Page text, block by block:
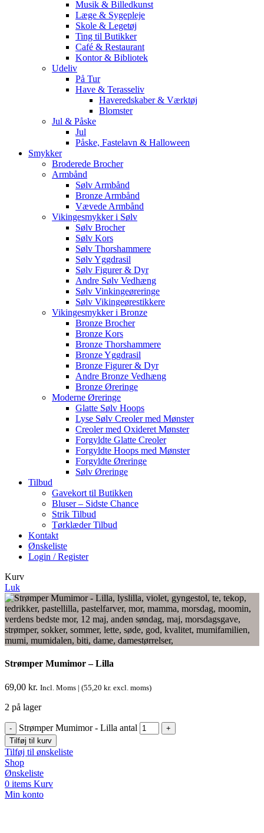
Musik & Billedkunst
Læge & Sygepleje
Skole & Legetøj
Ting til Butikker
Café & Restaurant
Kontor & Bibliotek
Udeliv
På Tur
Have & Terasseliv
Haveredskaber & Værktøj
Blomster
Jul & Påske
Jul
Påske, Fastelavn & Halloween
Smykker
Broderede Brocher
Armbånd
Sølv Armbånd
Bronze Armbånd
Vævede Armbånd
Vikingesmykker i Sølv
Sølv Brocher
Sølv Kors
Sølv Thorshammere
Sølv Yggdrasil
Sølv Figurer & Dyr
Andre Sølv Vedhæng
Sølv Vinkingeøreringe
Sølv Vikingeørestikkere
Vikingesmykker i Bronze
Bronze Brocher
Bronze Kors
Bronze Thorshammere
Bronze Yggdrasil
Bronze Figurer & Dyr
Andre Bronze Vedhæng
Bronze Øreringe
Moderne Øreringe
Glatte Sølv Hoops
Lyse Sølv Creoler med Mønster
Creoler med Oxideret Mønster
Forgyldte Glatte Creoler
Forgyldte Hoops med Mønster
Forgyldte Øreringe
Sølv Øreringe
Tilbud
Gavekort til Butikken
Bluser – Sidste Chance
Strik Tilbud
Tørklæder Tilbud
Kontakt
Ønskeliste
Login / Register
Kurv
Luk
Strømper Mumimor – Lilla
69,00 kr. Incl. Moms | (55,20 kr. excl. moms)
2 på lager
Strømper Mumimor - Lilla antal
Tilføj til kurv
Tilføj til ønskeliste
Shop
Ønskeliste
0 items Kurv
Min konto